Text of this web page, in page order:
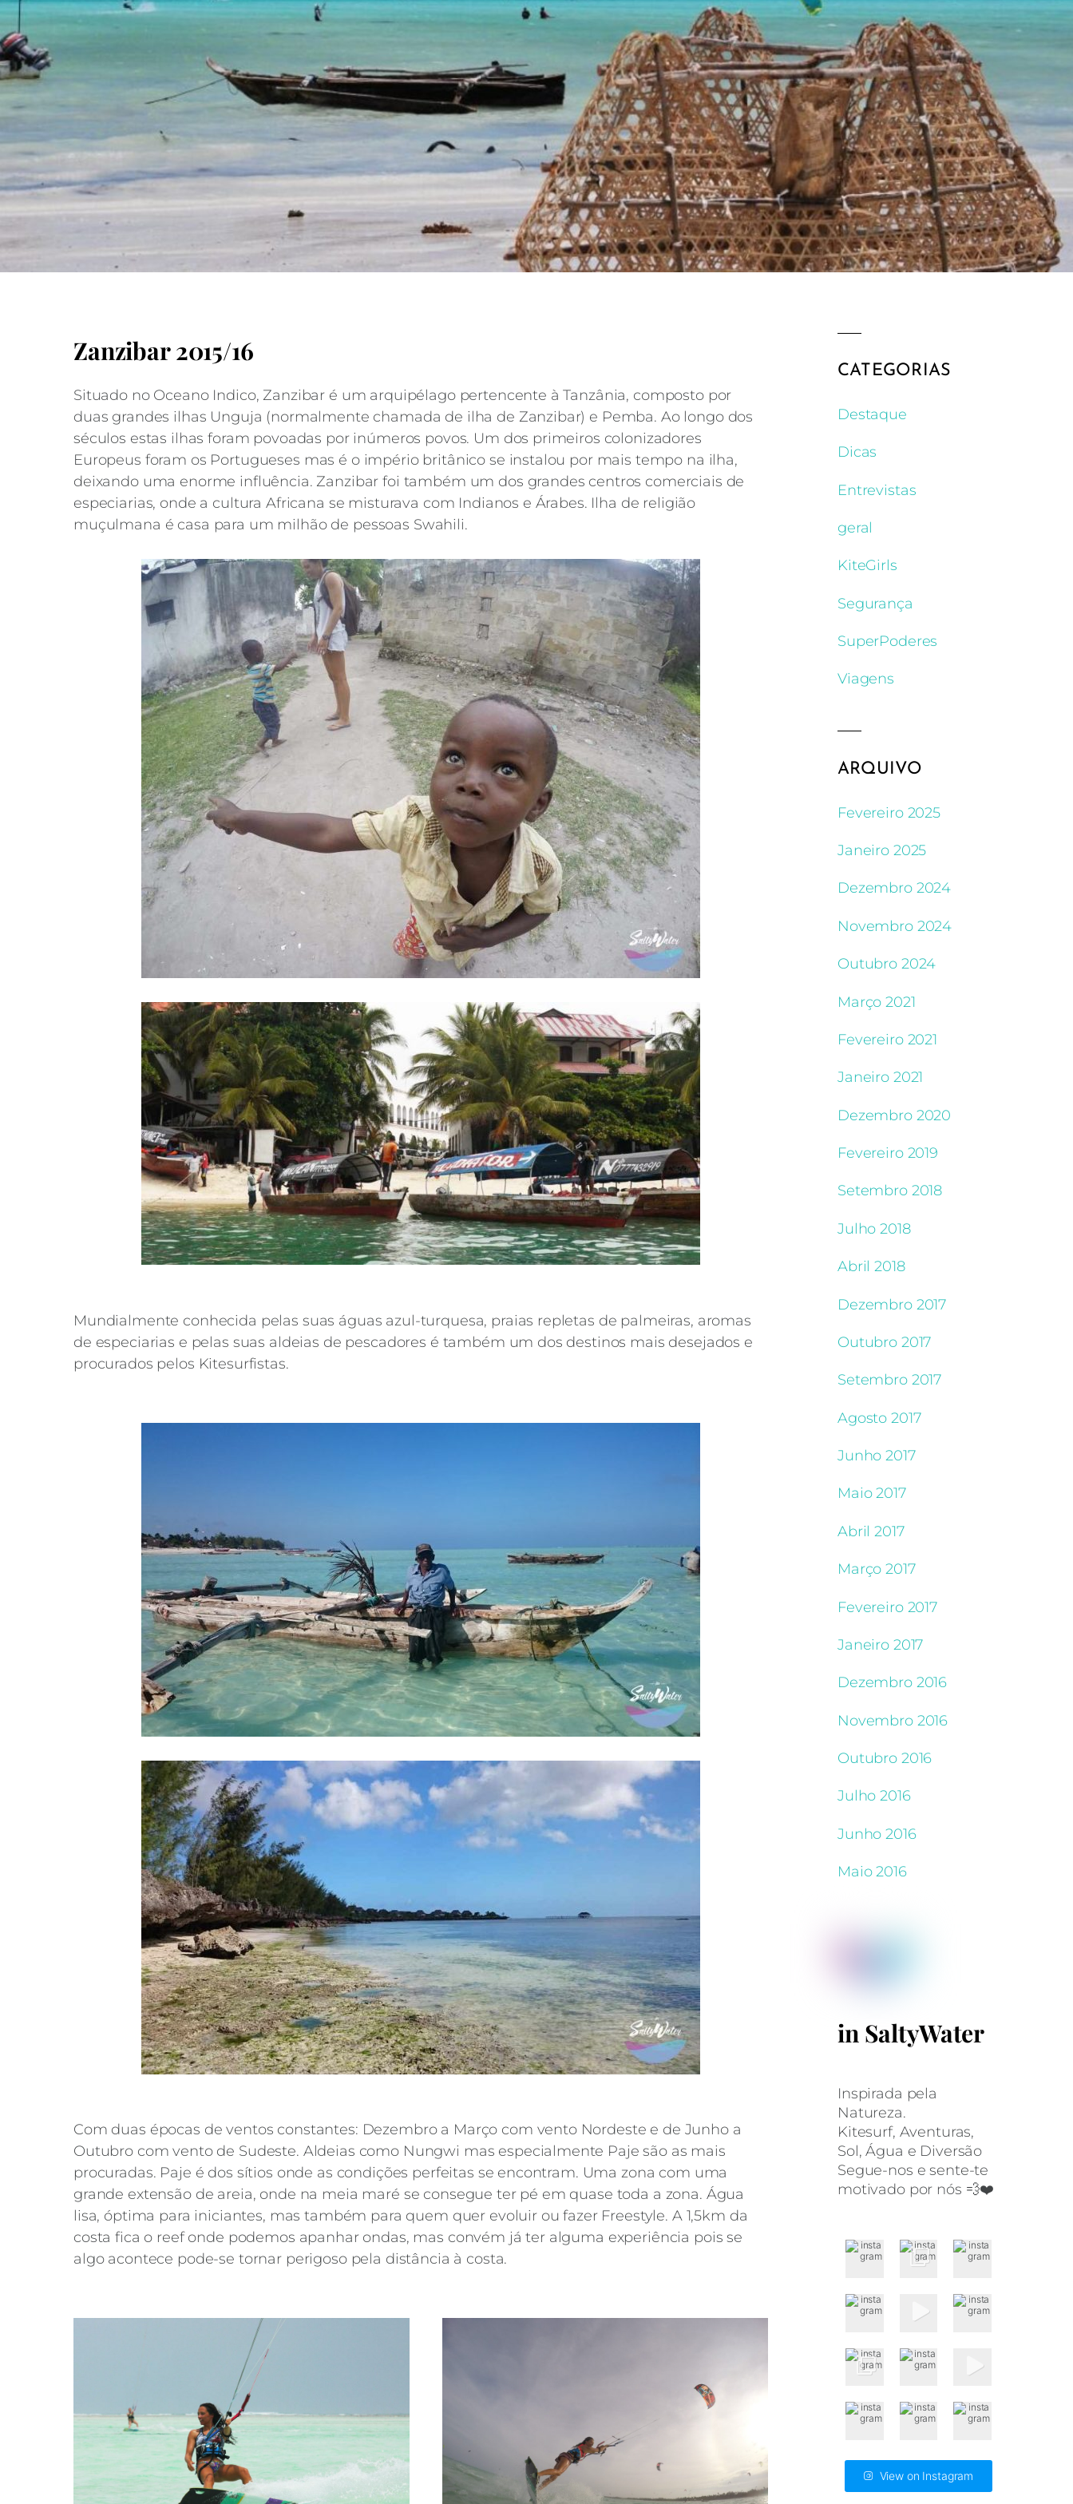
VIAGENS
Zanzibar 2015/16
Se estás a pensar fazer uma kitetrip até Zanzibar fica a conhecer um pouco mais sobre este arquipélago pertencente à Tanzânia, situado no
Oceano Indico.
Zanzibar 2015/16
Situado no Oceano Indico, Zanzibar é um arquipélago pertencente à Tanzânia, composto por
duas grandes ilhas Unguja (normalmente chamada de ilha de Zanzibar) e Pemba. Ao longo dos
séculos estas ilhas foram povoadas por inúmeros povos. Um dos primeiros colonizadores
Europeus foram os Portugueses mas é o império britânico se instalou por mais tempo na ilha,
deixando uma enorme influência. Zanzibar foi também um dos grandes centros comerciais de
especiarias, onde a cultura Africana se misturava com Indianos e Árabes. Ilha de religião
muçulmana é casa para um milhão de pessoas Swahili.
Mundialmente conhecida pelas suas águas azul-turquesa, praias repletas de palmeiras, aromas
de especiarias e pelas suas aldeias de pescadores é também um dos destinos mais desejados e
procurados pelos Kitesurfistas.
Com duas épocas de ventos constantes: Dezembro a Março com vento Nordeste e de Junho a
Outubro com vento de Sudeste. Aldeias como Nungwi mas especialmente Paje são as mais
procuradas. Paje é dos sítios onde as condições perfeitas se encontram. Uma zona com uma
grande extensão de areia, onde na meia maré se consegue ter pé em quase toda a zona. Água
lisa, óptima para iniciantes, mas também para quem quer evoluir ou fazer Freestyle. A 1,5km da
costa fica o reef onde podemos apanhar ondas, mas convém já ter alguma experiência pois se
algo acontece pode-se tornar perigoso pela distância à costa.
CATEGORIAS
Destaque
Dicas
Entrevistas
geral
KiteGirls
Segurança
SuperPoderes
Viagens
ARQUIVO
Fevereiro 2025
Janeiro 2025
Dezembro 2024
Novembro 2024
Outubro 2024
Março 2021
Fevereiro 2021
Janeiro 2021
Dezembro 2020
Fevereiro 2019
Setembro 2018
Julho 2018
Abril 2018
Dezembro 2017
Outubro 2017
Setembro 2017
Agosto 2017
Junho 2017
Maio 2017
Abril 2017
Março 2017
Fevereiro 2017
Janeiro 2017
Dezembro 2016
Novembro 2016
Outubro 2016
Julho 2016
Junho 2016
Maio 2016
in SaltyWater
Inspirada pela
Natureza.
Kitesurf, Aventuras,
Sol, Água e Diversão
Segue-nos e sente-te
motivado por nós 💨❤️
View on Instagram